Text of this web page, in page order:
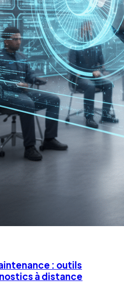
: outils
à distance